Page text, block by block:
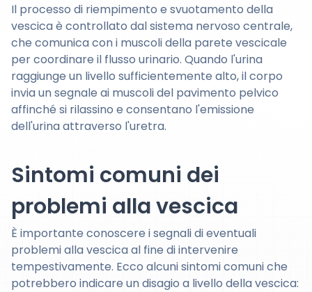
Il processo di riempimento e svuotamento della
vescica è controllato dal sistema nervoso centrale,
che comunica con i muscoli della parete vescicale
per coordinare il flusso urinario. Quando l'urina
raggiunge un livello sufficientemente alto, il corpo
invia un segnale ai muscoli del pavimento pelvico
affinché si rilassino e consentano l'emissione
dell'urina attraverso l'uretra.
Sintomi comuni dei
problemi alla vescica
È importante conoscere i segnali di eventuali
problemi alla vescica al fine di intervenire
tempestivamente. Ecco alcuni sintomi comuni che
potrebbero indicare un disagio a livello della vescica: